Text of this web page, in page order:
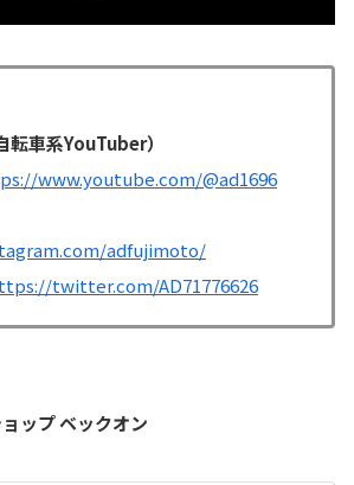
車系YouTuber）
www.youtube.com/@ad1696
adfujimoto/
twitter.com/AD71776626
ップ ベックオン